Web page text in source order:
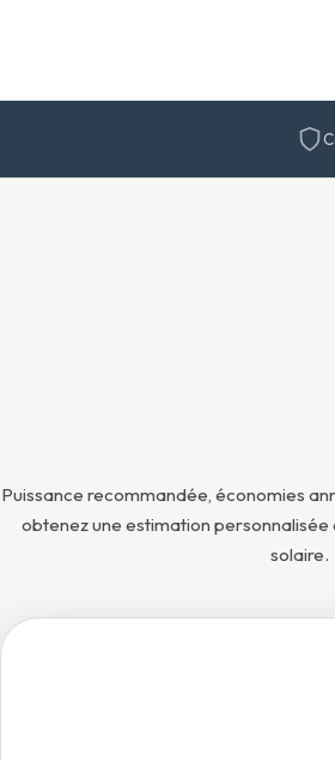
Puissance recommandée, économies
obtenez une estimation
solaire.